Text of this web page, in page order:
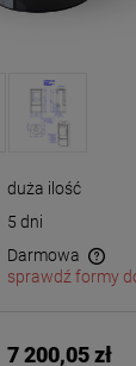
duża ilość
5 dni
Darmowa
sprawdź formy
7 200,05 zł